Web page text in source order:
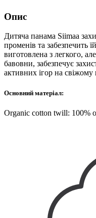
Опис
Дитяча панама Siimaa
променів та забезпечить
виготовлена з легкого,
бавовни, забезпечує
активних ігор на свіжому
Основний матеріал:
Organic cotton twill: 100%